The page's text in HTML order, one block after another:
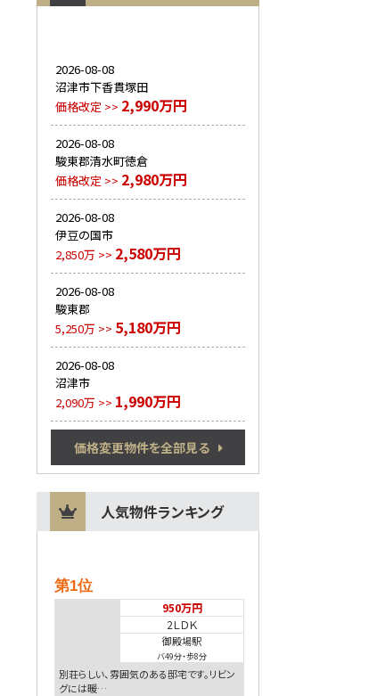
2026-08-08
沼津市下香貫塚田
価格改定 >> 2,990万円
2026-08-08
駿東郡清水町徳倉
価格改定 >> 2,980万円
2026-08-08
伊豆の国市
2,850万 >> 2,580万円
2026-08-08
駿東郡
5,250万 >> 5,180万円
2026-08-08
沼津市
2,090万 >> 1,990万円
価格変更物件を全部見る
人気物件ランキング
第1位
950万円
2ＬＤＫ
御殿場駅
バ49分・歩8分
別荘らしい、雰囲気のある邸宅です。リビン
グには暖…